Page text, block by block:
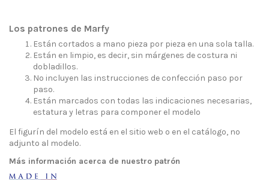
Los patrones de Marfy
Están cortados a mano pieza por pieza en una sola talla.
Están en limpio, es decir, sin márgenes de costura ni
dobladillos.
No incluyen las instrucciones de confección paso por
paso.
Están marcados con todas las indicaciones necesarias,
estatura y letras para componer el modelo
El figurín del modelo está en el sitio web o en el catálogo, no
adjunto al modelo.
Más información acerca de nuestro patrón